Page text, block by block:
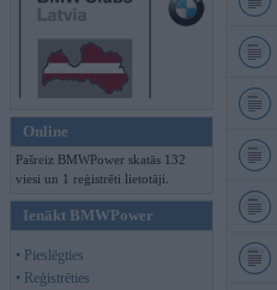
Online
Pašreiz BMWPower skatās 132
viesi un 1 reģistrēti lietotāji.
Ienākt BMWPower
• Pieslēgties
• Reģistrēties